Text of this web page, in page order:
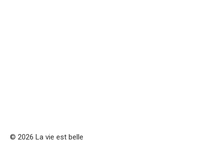
© 2026 La vie est belle